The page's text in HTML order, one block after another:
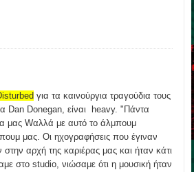
για τα καινούργια τραγούδια τους
Dan Donegan, είναι heavy. "Πάντα
μας Wαλλά με αυτό το άλμπουμ
μας. Οι ηχογραφήσεις που έγιναν
αρχή της καριέρας μας και ήταν κάτι
στο studio, νιώσαμε ότι η μουσική ήταν